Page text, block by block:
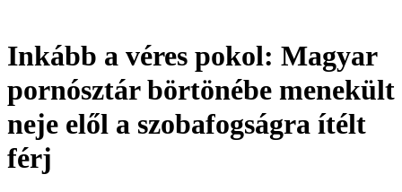
Inkább a véres pokol: Magyar
pornósztár börtönébe menekült
neje elől a szobafogságra ítélt
férj